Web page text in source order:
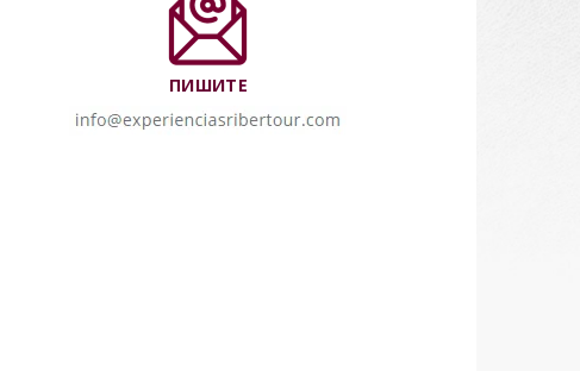
ПИШИТЕ